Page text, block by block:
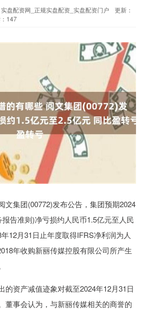
盘配资网_正规实盘配资_实盘配资门户
更新：
147
文集团(00772)发布公告，集团预期2024
告准则)净亏损约人民币1.5亿元至人民
12月31日止年度取得IFRS净利润为人
年收购新丽传媒控股有限公司所产生
的资产减值迹象对截至2024年12月31日
董事会认为，与新丽传媒相关的商誉的